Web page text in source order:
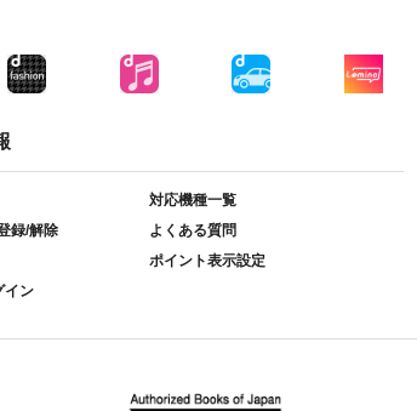
対応機種一覧
録/解除
よくある質問
ポイント表示設定
イン